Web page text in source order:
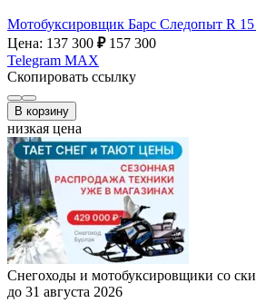
Мотобуксировщик Барс Следопыт R 15
Цена: 137 300 ₽ 157 300
Telegram MAX
Скопировать ссылку
В корзину
низкая цена
Снегоходы и мотобуксировщики со
до 31 августа 2026